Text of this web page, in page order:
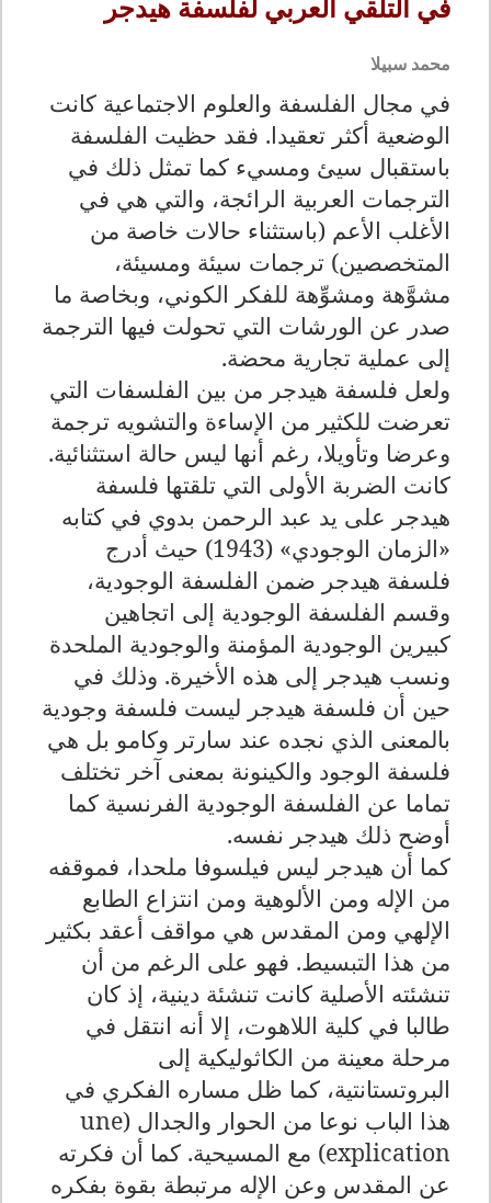
في التلقي العربي لفلسفة هيدجر
محمد سبيلا
في مجال الفلسفة والعلوم الاجتماعية كانت
الوضعية أكثر تعقيدا. فقد حظيت الفلسفة
باستقبال سيئ ومسيء كما تمثل ذلك في
الترجمات العربية الرائجة، والتي هي في
الأغلب الأعم (باستثناء حالات خاصة من
المتخصصين) ترجمات سيئة ومسيئة،
مشوَّهة ومشوِّهة للفكر الكوني، وبخاصة ما
صدر عن الورشات التي تحولت فيها الترجمة
إلى عملية تجارية محضة.
ولعل فلسفة هيدجر من بين الفلسفات التي
تعرضت للكثير من الإساءة والتشويه ترجمة
وعرضا وتأويلا، رغم أنها ليس حالة استثنائية.
كانت الضربة الأولى التي تلقتها فلسفة
هيدجر على يد عبد الرحمن بدوي في كتابه
«الزمان الوجودي» (1943) حيث أدرج
فلسفة هيدجر ضمن الفلسفة الوجودية،
وقسم الفلسفة الوجودية إلى اتجاهين
كبيرين الوجودية المؤمنة والوجودية الملحدة
ونسب هيدجر إلى هذه الأخيرة. وذلك في
حين أن فلسفة هيدجر ليست فلسفة وجودية
بالمعنى الذي نجده عند سارتر وكامو بل هي
فلسفة الوجود والكينونة بمعنى آخر تختلف
تماما عن الفلسفة الوجودية الفرنسية كما
أوضح ذلك هيدجر نفسه.
كما أن هيدجر ليس فيلسوفا ملحدا، فموقفه
من الإله ومن الألوهية ومن انتزاع الطابع
الإلهي ومن المقدس هي مواقف أعقد بكثير
من هذا التبسيط. فهو على الرغم من أن
تنشئته الأصلية كانت تنشئة دينية، إذ كان
طالبا في كلية اللاهوت، إلا أنه انتقل في
مرحلة معينة من الكاثوليكية إلى
البروتستانتية، كما ظل مساره الفكري في
هذا الباب نوعا من الحوار والجدال (une
explication) مع المسيحية. كما أن فكرته
عن المقدس وعن الإله مرتبطة بقوة بفكره